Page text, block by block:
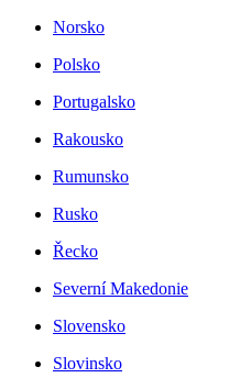
Norsko
Polsko
Portugalsko
Rakousko
Rumunsko
Rusko
Řecko
Severní Makedonie
Slovensko
Slovinsko